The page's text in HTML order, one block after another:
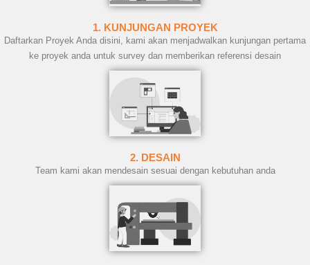
1. KUNJUNGAN PROYEK
Daftarkan Proyek Anda disini, kami akan menjadwalkan kunjungan pertama
ke proyek anda untuk survey dan memberikan referensi desain
2. DESAIN
Team kami akan mendesain sesuai dengan kebutuhan anda